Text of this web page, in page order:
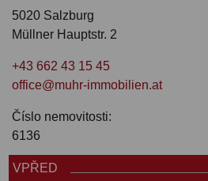
5020 Salzburg
Müllner Hauptstr. 2
+43 662 43 15 45
office@muhr-immobilien.at
Číslo nemovitosti:
6136
VPŘED